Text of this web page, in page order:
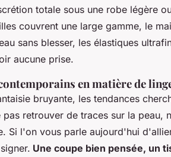
totale sous une robe légère
couvrent une large gamme, le
sans blesser, les élastiques
aucune prise.
en matière de
bruyante, les tendances
retrouver de traces sur la peau,
Si l'on vous parle aujourd'hui
Une coupe bien pensée, un